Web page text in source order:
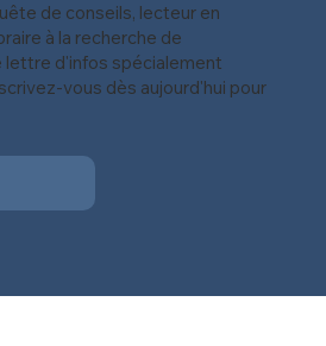
de conseils, lecteur en
à la recherche de
lettre d'infos spécialement
vous dès aujourd'hui pour